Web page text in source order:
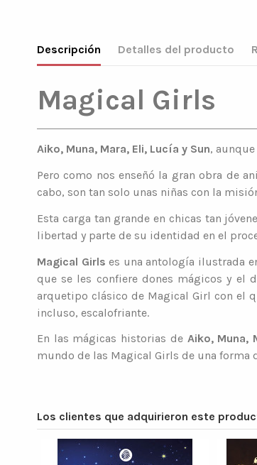
Descripción Detalles del producto
Magical Girls
Aiko, Muna, Mara, Eli, Lucía y Sun,
Pero como nos enseñó la gran obra de
cabo, son tan solo unas niñas con la
Esta carga tan grande en chicas tan
libertad y parte de su identidad en el
Magical Girls es una antología ilustrada
que se les confiere dones mágicos y el
arquetipo clásico de Magical Girl con el
incluso, escalofriante.
En las mágicas historias de Aiko, Muna,
mundo de las Magical Girls de una forma
Los clientes que adquirieron este